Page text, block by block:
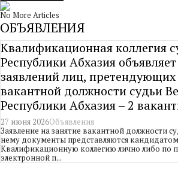
No More Articles
ОБЪЯВЛЕНИЯ
Квалификационная коллегия
Республики Абхазия
заявлений лиц, претендующих
вакантной должности судьи
Республики Абхазия – 2
27 июня 2026Объявления
Заявление на занятие вакантной должности
нему документы представляются
Квалификационную коллегию лично либо по
электронной п...